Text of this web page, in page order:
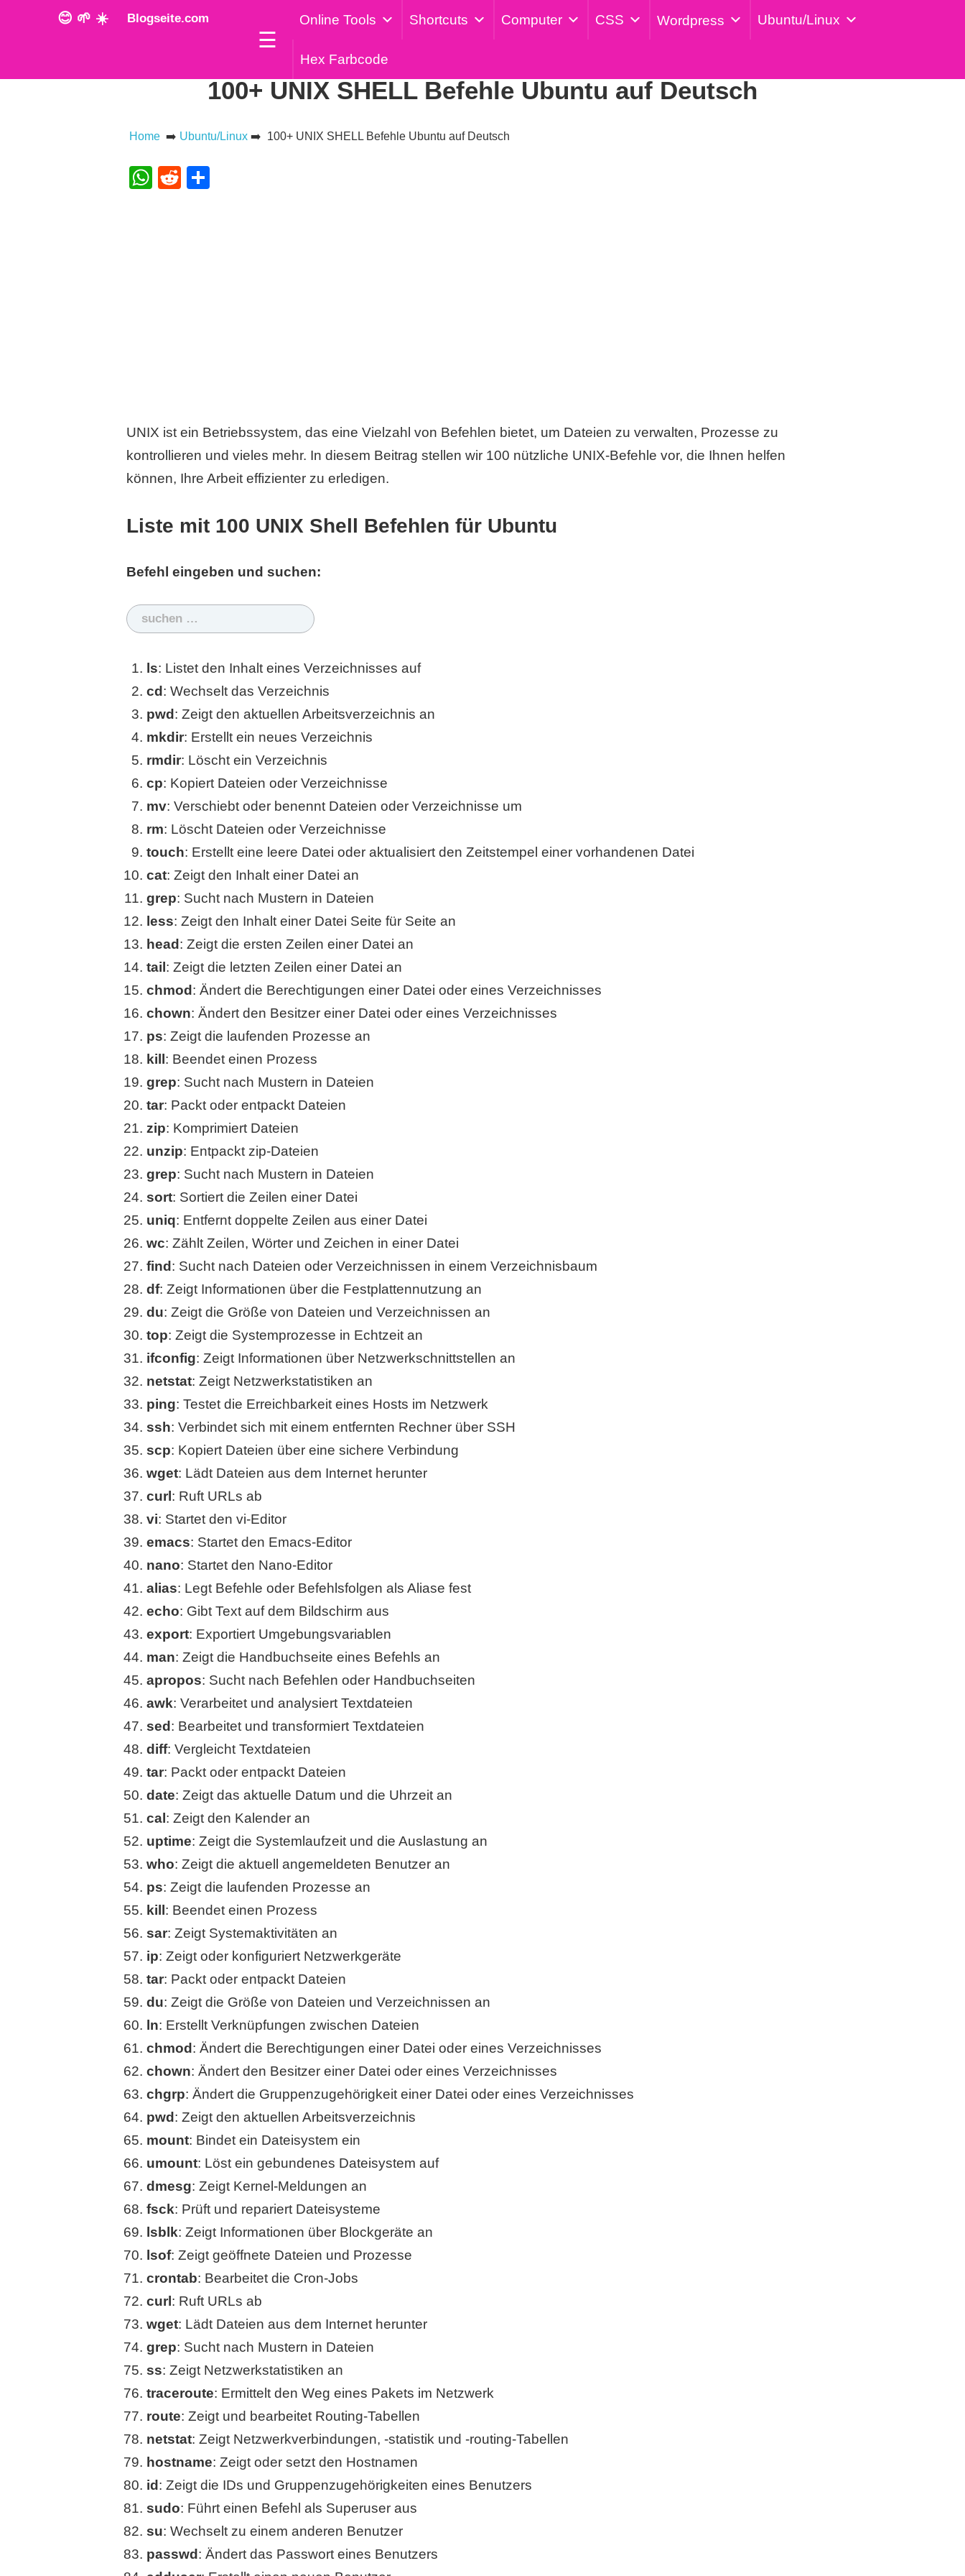
😊 🌱 ☀️ Blogseite.com
☰
Online Tools Shortcuts Computer CSS Wordpress Ubuntu/Linux
Hex Farbcode
100+ UNIX SHELL Befehle Ubuntu auf Deutsch
Home ➡️ Ubuntu/Linux➡️ 100+ UNIX SHELL Befehle Ubuntu auf Deutsch
WhatsApp
Reddit
UNIX ist ein Betriebssystem, das eine Vielzahl von Befehlen bietet, um Dateien zu verwalten, Prozesse zu
kontrollieren und vieles mehr. In diesem Beitrag stellen wir 100 nützliche UNIX-Befehle vor, die Ihnen helfen
können, Ihre Arbeit effizienter zu erledigen.
Liste mit 100 UNIX Shell Befehlen für Ubuntu
Befehl eingeben und suchen:
Suchen
nach:
ls: Listet den Inhalt eines Verzeichnisses auf
cd : Wechselt das Verzeichnis
pwd : Zeigt den aktuellen Arbeitsverzeichnis an
mkdir: Erstellt ein neues Verzeichnis
rmdir: Löscht ein Verzeichnis
cp: Kopiert Dateien oder Verzeichnisse
mv: Verschiebt oder benennt Dateien oder Verzeichnisse um
rm: Löscht Dateien oder Verzeichnisse
touch: Erstellt eine leere Datei oder aktualisiert den Zeitstempel einer vorhandenen Datei
cat: Zeigt den Inhalt einer Datei an
grep: Sucht nach Mustern in Dateien
less: Zeigt den Inhalt einer Datei Seite für Seite an
head : Zeigt die ersten Zeilen einer Datei an
tail : Zeigt die letzten Zeilen einer Datei an
chmod : Ändert die Berechtigungen einer Datei oder eines Verzeichnisses
chown: Ändert den Besitzer einer Datei oder eines Verzeichnisses
ps: Zeigt die laufenden Prozesse an
kill : Beendet einen Prozess
grep: Sucht nach Mustern in Dateien
tar: Packt oder entpackt Dateien
zip: Komprimiert Dateien
unzip: Entpackt zip-Dateien
grep: Sucht nach Mustern in Dateien
sort: Sortiert die Zeilen einer Datei
uniq: Entfernt doppelte Zeilen aus einer Datei
wc: Zählt Zeilen, Wörter und Zeichen in einer Datei
find : Sucht nach Dateien oder Verzeichnissen in einem Verzeichnisbaum
df: Zeigt Informationen über die Festplattennutzung an
du: Zeigt die Größe von Dateien und Verzeichnissen an
top: Zeigt die Systemprozesse in Echtzeit an
ifconfig: Zeigt Informationen über Netzwerkschnittstellen an
netstat: Zeigt Netzwerkstatistiken an
ping: Testet die Erreichbarkeit eines Hosts im Netzwerk
ssh: Verbindet sich mit einem entfernten Rechner über SSH
scp: Kopiert Dateien über eine sichere Verbindung
wget: Lädt Dateien aus dem Internet herunter
curl : Ruft URLs ab
vi: Startet den vi-Editor
emacs: Startet den Emacs-Editor
nano: Startet den Nano-Editor
alias: Legt Befehle oder Befehlsfolgen als Aliase fest
echo: Gibt Text auf dem Bildschirm aus
export: Exportiert Umgebungsvariablen
man: Zeigt die Handbuchseite eines Befehls an
apropos: Sucht nach Befehlen oder Handbuchseiten
awk: Verarbeitet und analysiert Textdateien
sed : Bearbeitet und transformiert Textdateien
diff: Vergleicht Textdateien
tar: Packt oder entpackt Dateien
date: Zeigt das aktuelle Datum und die Uhrzeit an
cal : Zeigt den Kalender an
uptime: Zeigt die Systemlaufzeit und die Auslastung an
who: Zeigt die aktuell angemeldeten Benutzer an
ps: Zeigt die laufenden Prozesse an
kill : Beendet einen Prozess
sar: Zeigt Systemaktivitäten an
ip: Zeigt oder konfiguriert Netzwerkgeräte
tar: Packt oder entpackt Dateien
du: Zeigt die Größe von Dateien und Verzeichnissen an
ln: Erstellt Verknüpfungen zwischen Dateien
chmod : Ändert die Berechtigungen einer Datei oder eines Verzeichnisses
chown: Ändert den Besitzer einer Datei oder eines Verzeichnisses
chgrp: Ändert die Gruppenzugehörigkeit einer Datei oder eines Verzeichnisses
pwd : Zeigt den aktuellen Arbeitsverzeichnis
mount: Bindet ein Dateisystem ein
umount: Löst ein gebundenes Dateisystem auf
dmesg: Zeigt Kernel-Meldungen an
fsck: Prüft und repariert Dateisysteme
lsblk: Zeigt Informationen über Blockgeräte an
lsof: Zeigt geöffnete Dateien und Prozesse
crontab: Bearbeitet die Cron-Jobs
curl : Ruft URLs ab
wget: Lädt Dateien aus dem Internet herunter
grep: Sucht nach Mustern in Dateien
ss: Zeigt Netzwerkstatistiken an
traceroute: Ermittelt den Weg eines Pakets im Netzwerk
route: Zeigt und bearbeitet Routing-Tabellen
netstat: Zeigt Netzwerkverbindungen, -statistik und -routing-Tabellen
hostname: Zeigt oder setzt den Hostnamen
id : Zeigt die IDs und Gruppenzugehörigkeiten eines Benutzers
sudo: Führt einen Befehl als Superuser aus
su: Wechselt zu einem anderen Benutzer
passwd : Ändert das Passwort eines Benutzers